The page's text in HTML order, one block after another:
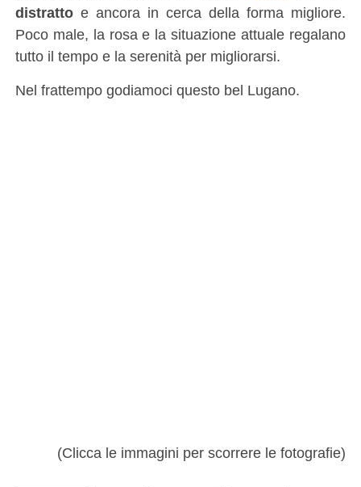
distrattoe ancora in cerca della forma migliore.
Poco male, la rosa e la situazione attuale regalano
tutto il tempo e la serenità per migliorarsi.
Nel frattempo godiamoci questo bel Lugano.
(Clicca le immagini per scorrere le fotografie)